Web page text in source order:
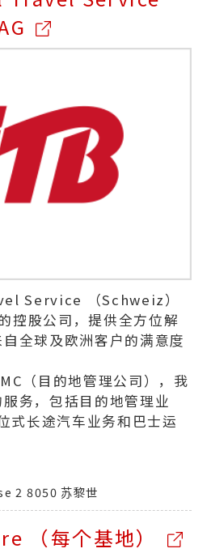
Service （Schweiz）
控股公司，提供全方位解
全球及欧洲客户的满意度
（目的地管理公司），我
务，包括目的地管理业
式长途汽车业务和巴士运
2 8050 苏黎世
（每个基地）